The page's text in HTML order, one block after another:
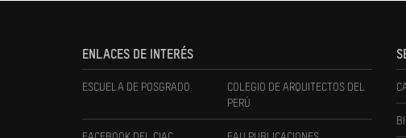
ENLACES DE INTERÉS
ESCUELA DE POSGRADO
COLEGIO DE ARQUITECTOS DEL
PERÚ